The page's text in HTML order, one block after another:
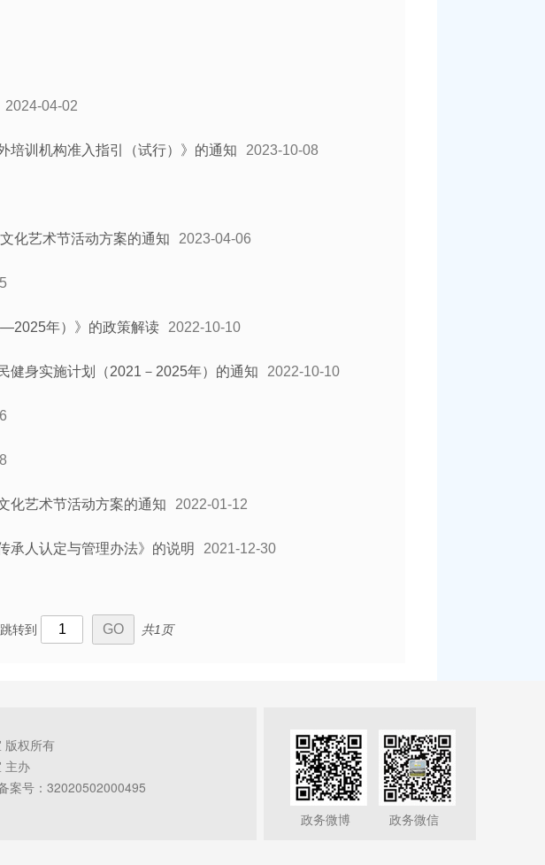
2024-04-02
培训机构准入指引（试行）》的通知 2023-10-08
化艺术节活动方案的通知 2023-04-06
年）》的政策解读 2022-10-10
健身实施计划（2021－2025年）的通知 2022-10-10
化艺术节活动方案的通知 2022-01-12
承人认定与管理办法》的说明 2021-12-30
跳转到 共1页
版权所有
主办
案号：32020502000495
政务微博 政务微信